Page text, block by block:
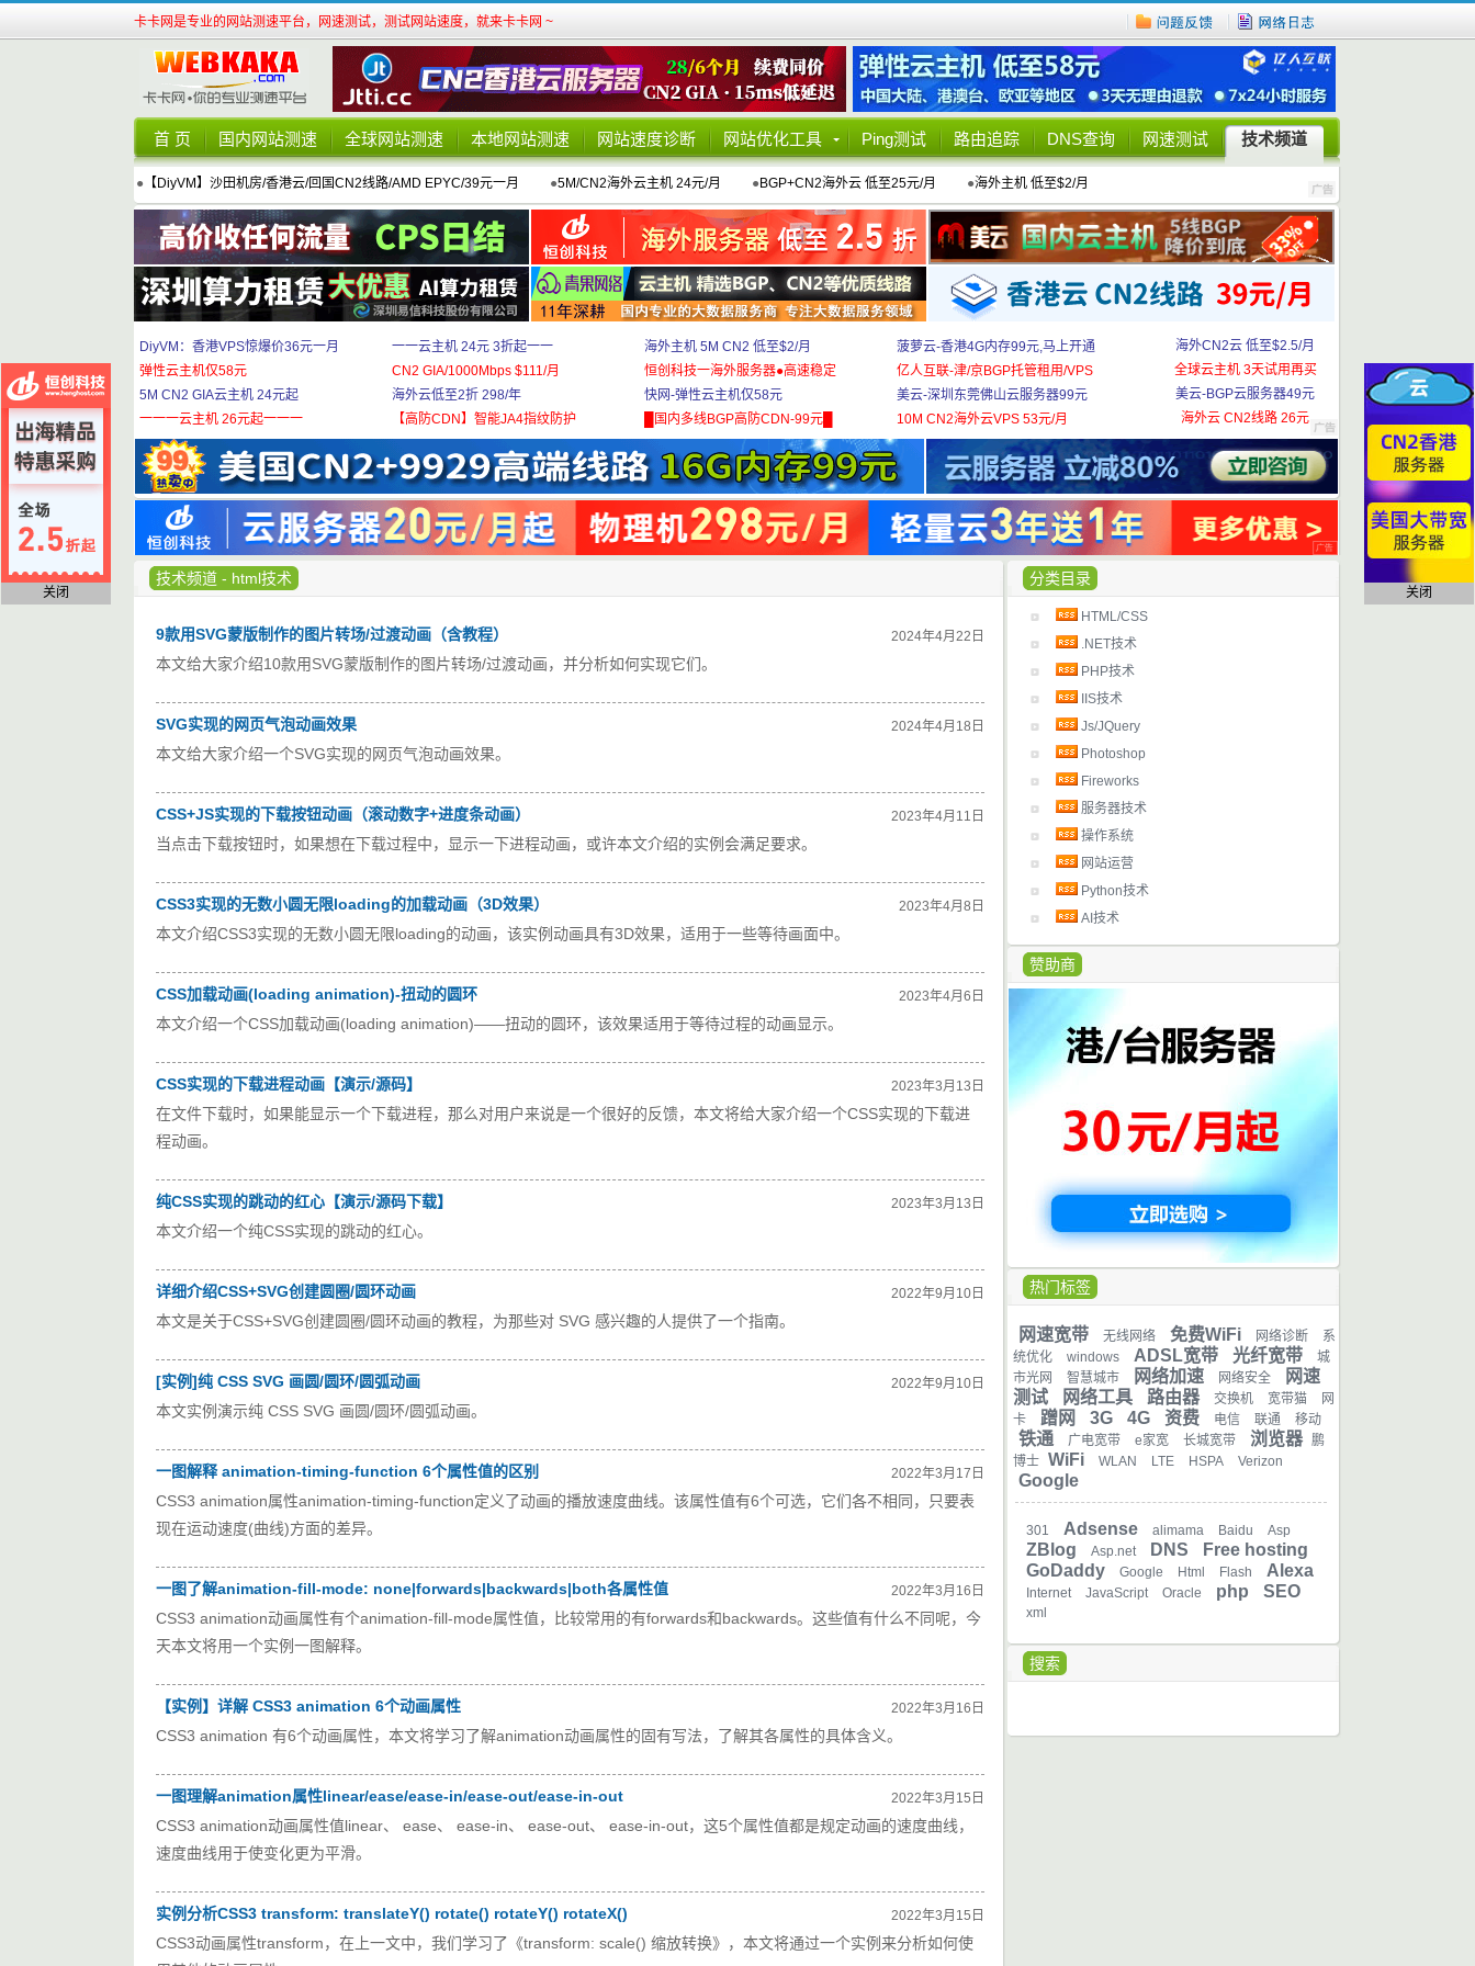
卡卡网是专业的网站测速平台，网速测试，测试网站速度，就来卡卡网 ~
首 页 国内网站测速 全球网站测速 本地网站测速 网站速度诊断 网站优化工具 Ping测试 路由追踪 DNS查询 网速测试 技术频道
● 【DiyVM】沙田机房/香港云/回国CN2线路/AMD EPYC/39元一月 ●5M/CN2海外云主机 24元/月 ●BGP+CN2海外云 低至25元/月 ●海外主机 低至$2/月
DiyVM：香港VPS惊爆价36元一月
弹性云主机仅58元
5M CN2 GIA云主机 24元起
一一一云主机 26元起一一一
一一云主机 24元 3折起一一
CN2 GIA/1000Mbps $111/月
海外云低至2折 298/年
【高防CDN】智能JA4指纹防护
海外主机 5M CN2 低至$2/月
恒创科技一海外服务器●高速稳定
快网-弹性云主机仅58元
█国内多线BGP高防CDN-99元█
菠萝云-香港4G内存99元,马上开通
亿人互联-津/京BGP托管租用/VPS
美云-深圳东莞佛山云服务器99元
10M CN2海外云VPS 53元/月
海外CN2云 低至$2.5/月
全球云主机 3天试用再买
美云-BGP云服务器49元
海外云 CN2线路 26元
分类目录
HTML/CSS
.NET技术
PHP技术
IIS技术
Js/JQuery
Photoshop
Fireworks
服务器技术
操作系统
网站运营
Python技术
AI技术
赞助商
热门标签
网速宽带 无线网络 免费WiFi 网络诊断
系
统优化
windows ADSL宽带 光纤宽带
城
市光网
智慧城市 网络加速 网络安全
网速
测试
网络工具 路由器 交换机 宽带猫
网
卡
蹭网 3G 4G 资费 电信 联通 移动
铁通 广电宽带 e家宽 长城宽带 浏览器 鹏
博士 WiFi WLAN LTE HSPA Verizon
Google
301 Adsense alimama Baidu Asp
ZBlog Asp.net DNS
Free hosting
GoDaddy
Google Html Flash Alexa
Internet JavaScript Oracle php SEO
xml
搜索
技术频道 - html技术
2024年4月22日
9款用SVG蒙版制作的图片转场/过渡动画（含教程）
本文给大家介绍10款用SVG蒙版制作的图片转场/过渡动画，并分析如何实现它们。
2024年4月18日
SVG实现的网页气泡动画效果
本文给大家介绍一个SVG实现的网页气泡动画效果。
2023年4月11日
CSS+JS实现的下载按钮动画（滚动数字+进度条动画）
当点击下载按钮时，如果想在下载过程中，显示一下进程动画，或许本文介绍的实例会满足要求。
2023年4月8日
CSS3实现的无数小圆无限loading的加载动画（3D效果）
本文介绍CSS3实现的无数小圆无限loading的动画，该实例动画具有3D效果，适用于一些等待画面中。
2023年4月6日
CSS加载动画(loading animation)-扭动的圆环
本文介绍一个CSS加载动画(loading animation)——扭动的圆环，该效果适用于等待过程的动画显示。
2023年3月13日
CSS实现的下载进程动画【演示/源码】
在文件下载时，如果能显示一个下载进程，那么对用户来说是一个很好的反馈，本文将给大家介绍一个CSS实现的下载进
程动画。
2023年3月13日
纯CSS实现的跳动的红心【演示/源码下载】
本文介绍一个纯CSS实现的跳动的红心。
2022年9月10日
详细介绍CSS+SVG创建圆圈/圆环动画
本文是关于CSS+SVG创建圆圈/圆环动画的教程，为那些对 SVG 感兴趣的人提供了一个指南。
2022年9月10日
[实例]纯 CSS SVG 画圆/圆环/圆弧动画
本文实例演示纯 CSS SVG 画圆/圆环/圆弧动画。
2022年3月17日
一图解释 animation-timing-function 6个属性值的区别
CSS3 animation属性animation-timing-function定义了动画的播放速度曲线。该属性值有6个可选，它们各不相同，只要表
现在运动速度(曲线)方面的差异。
2022年3月16日
一图了解animation-fill-mode: none|forwards|backwards|both各属性值
CSS3 animation动画属性有个animation-fill-mode属性值，比较常用的有forwards和backwards。这些值有什么不同呢，今
天本文将用一个实例一图解释。
2022年3月16日
【实例】详解 CSS3 animation 6个动画属性
CSS3 animation 有6个动画属性，本文将学习了解animation动画属性的固有写法，了解其各属性的具体含义。
2022年3月15日
一图理解animation属性linear/ease/ease-in/ease-out/ease-in-out
CSS3 animation动画属性值linear、 ease、 ease-in、 ease-out、 ease-in-out，这5个属性值都是规定动画的速度曲线，
速度曲线用于使变化更为平滑。
2022年3月15日
实例分析CSS3 transform: translateY() rotate() rotateY() rotateX()
CSS3动画属性transform，在上一文中，我们学习了《transform: scale() 缩放转换》，本文将通过一个实例来分析如何使
关闭 关闭